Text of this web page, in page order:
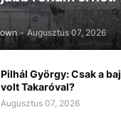
- Augusztus 07, 2026
Pilhál György: Csak a baj
volt Takaróval?
Augusztus 07, 2026